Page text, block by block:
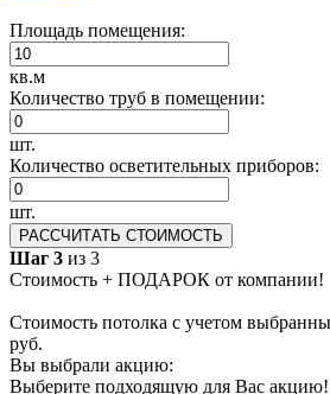
Площадь помещения:
кв.м
Количество труб в помещении:
шт.
Количество осветительных приборов:
шт.
РАССЧИТАТЬ СТОИМОСТЬ
Шаг 3 из 3
Стоимость + ПОДАРОК от компании!
Стоимость потолка с учетом
руб.
Вы выбрали акцию:
Выберите подходящую для Вас акцию!